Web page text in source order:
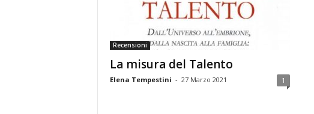
Recensioni
La misura del Talento
Elena Tempestini - 27 Marzo 2021 1